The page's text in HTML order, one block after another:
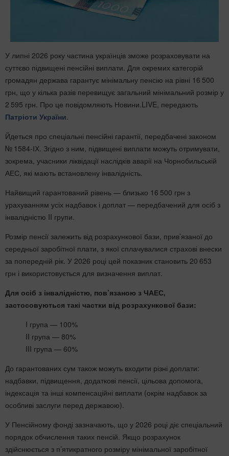
У липні 2026 року частина українців зможе розраховувати на
суттєво підвищені пенсійні виплати. Для окремих категорій
громадян держава гарантує мінімальну пенсію на рівні 16 500
грн, що у кілька разів перевищує загальний мінімальний розмір у
2 595 грн. Про це повідомляють Новини.LIVE, передають
Патріоти України
Йдеться про спеціальні пенсійні гарантії, передбачені законом
№ 1584-ІХ. Згідно з ним, підвищені виплати можуть отримувати,
зокрема, учасники ліквідації наслідків аварії на Чорнобильській
АЕС, які мають встановлену інвалідність.
Найвищий гарантований рівень — близько 16 500 грн з
урахуванням усіх надбавок і доплат — передбачений для осіб з
інвалідністю II групи.
Розмір пенсії залежить від розрахункової бази, прив’язаної до
середньої заробітної плати, з якої сплачувалися страхові внески
за попередній рік. У 2026 році цей показник становить 20 653
грн і використовується для визначення виплат.
Для осіб з інвалідністю, пов’язаною з ЧАЕС,
застосовуються такі частки від розрахункової бази:
I група — 100%
II група — 80%
III група — 60%
До гарантованих сум також можуть входити різні доплати:
надбавки, підвищення, додаткові пенсії, цільова допомога,
індексація та інші компенсаційні виплати (окрім надбавок за
особливі заслуги перед державою).
У Пенсійному фонді зазначають, що у 2026 році діє спеціальний
порядок обчислення таких пенсій. Якщо розрахунок
здійснюється з п’ятикратного розміру мінімальної заробітної